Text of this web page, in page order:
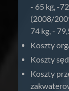
- 65 kg, -
(2008/
74 kg, -
Koszty
Koszty
Koszty